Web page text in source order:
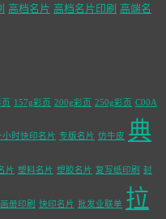
高档名片 高档名片印刷 高端名
157g彩页 200g彩页 250g彩页 C00A
小时快印名片 专版名片 仿牛皮 典
片 塑料名片 塑胶名片 复写纸印刷 封
册印刷 快印名片 批发业联单 拉